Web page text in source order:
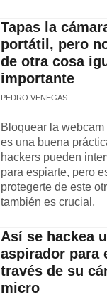
Tapas la
portátil, pero
de otra cosa
importante
PEDRO VENEGAS
Bloquear la
es una buena
hackers pueden
para espiarte, pero
protegerte de este
también es crucial.
Así se hackea
aspirador para
través de su
micro